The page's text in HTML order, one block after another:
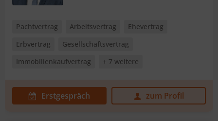
Pachtvertrag Arbeitsvertrag
Ehevertrag
Erbvertrag
Gesellschaftsvertrag
Immobilienkaufvertrag
+ 7 weitere
Erstgespräch zum Profil